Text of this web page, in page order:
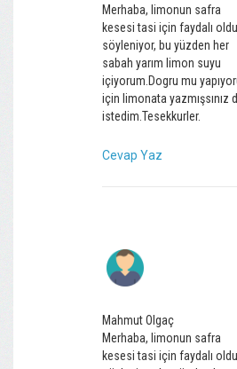
Merhaba, limonun safra
kesesi tasi için faydalı
söyleniyor, bu yüzden her
sabah yarım limon suyu
içiyorum.Dogru mu
için limonata yazmışsınız
istedim.Tesekkurler.
Cevap Yaz
Mahmut Olgaç
Merhaba, limonun safra
kesesi tasi için faydalı